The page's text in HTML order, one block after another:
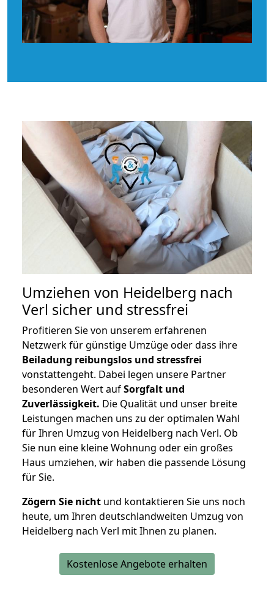
Umziehen von Heidelberg nach
Verl sicher und stressfrei
Profitieren Sie von unserem erfahrenen
Netzwerk für günstige Umzüge oder dass ihre
Beiladung reibungslos und stressfrei
vonstattengeht. Dabei legen unsere Partner
besonderen Wert aufSorgfalt und
Zuverlässigkeit. Die Qualität und unser breite
Leistungen machen uns zu der optimalen Wahl
für Ihren Umzug von Heidelberg nach Verl. Ob
Sie nun eine kleine Wohnung oder ein großes
Haus umziehen, wir haben die passende Lösung
für Sie.
Zögern Sie nicht und kontaktieren Sie uns noch
heute, um Ihren deutschlandweiten Umzug von
Heidelberg nach Verl mit Ihnen zu planen.
Kostenlose Angebote erhalten